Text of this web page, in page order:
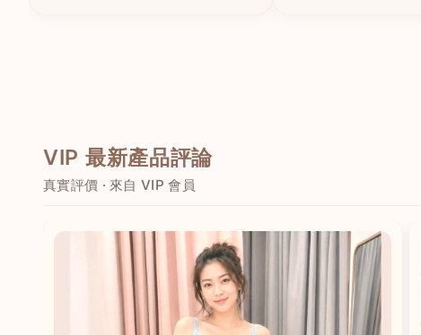
VIP 最新產品評論
真實評價 · 來自 VIP 會員